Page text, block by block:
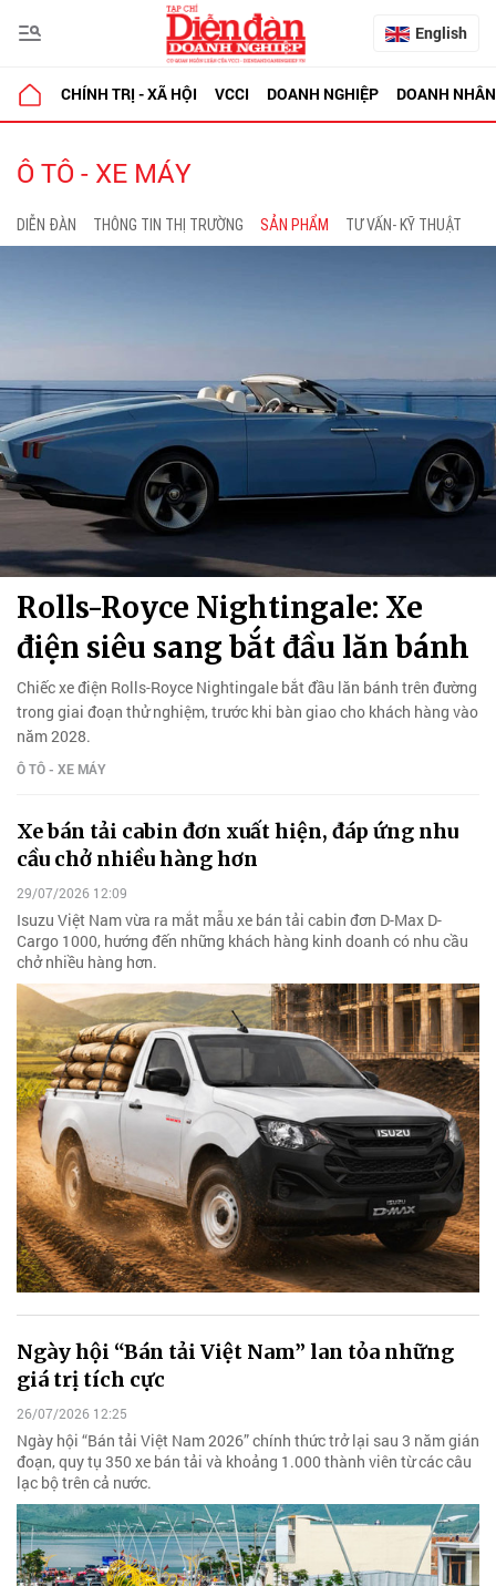
English
CHÍNH TRỊ - XÃ HỘI VCCI DOANH NGHIỆP DOANH NHÂN
Ô TÔ - XE MÁY
DIỄN ĐÀN THÔNG TIN THỊ TRƯỜNG SẢN PHẨM TƯ VẤN- KỸ THUẬT
Rolls-Royce Nightingale: Xe
điện siêu sang bắt đầu lăn bánh
Chiếc xe điện Rolls-Royce Nightingale bắt đầu lăn bánh trên đường
trong giai đoạn thử nghiệm, trước khi bàn giao cho khách hàng vào
năm 2028.
Ô TÔ - XE MÁY
Xe bán tải cabin đơn xuất hiện, đáp ứng nhu
cầu chở nhiều hàng hơn
29/07/2026 12:09
Isuzu Việt Nam vừa ra mắt mẫu xe bán tải cabin đơn D-Max D-
Cargo 1000, hướng đến những khách hàng kinh doanh có nhu cầu
chở nhiều hàng hơn.
Ngày hội “Bán tải Việt Nam” lan tỏa những
giá trị tích cực
26/07/2026 12:25
Ngày hội “Bán tải Việt Nam 2026” chính thức trở lại sau 3 năm gián
đoạn, quy tụ 350 xe bán tải và khoảng 1.000 thành viên từ các câu
lạc bộ trên cả nước.